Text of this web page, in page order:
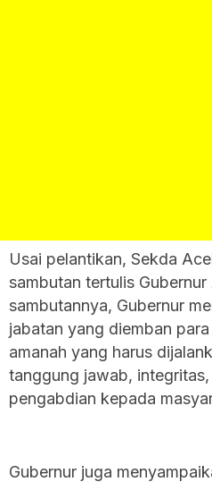
‎Usai pelantikan, Sekda
sambutan tertulis Gubernur
sambutannya, Gubernur
jabatan yang diemban
amanah yang harus
tanggung jawab,
pengabdian kepada
‎Gubernur juga